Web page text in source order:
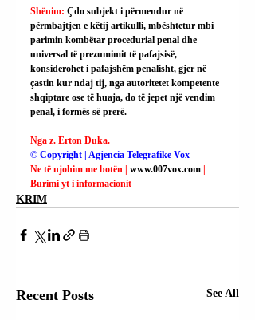
Shënim: Çdo subjekt i përmendur në
përmbajtjen e këtij artikulli, mbështetur mbi
parimin kombëtar procedurial penal dhe
universal të prezumimit të pafajsisë,
konsiderohet i pafajshëm penalisht, gjer në
çastin kur ndaj tij, nga autoritetet kompetente
shqiptare ose të huaja, do të jepet një vendim
penal, i formës së prerë.
Nga z. Erton Duka.
© Copyright | Agjencia Telegrafike Vox
Ne të njohim me botën | www.007vox.com
Burimi yt i informacionit
KRIM
Recent Posts See All